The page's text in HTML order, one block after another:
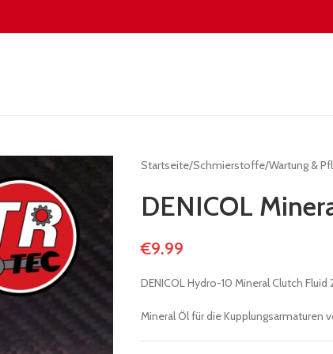
Startseite/Schmierstoffe/Wartung &
DENICOL
€9.99
DENICOL Hydro-10 Mineral Clutch
Mineral Öl für die Kupplungsarmaturen